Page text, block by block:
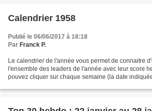
Calendrier 1958
Publié le 06/06/2017 à 18:18
Par Franck P.
Le calendrier de l'année vous permet de connaitre
l'ensemble des leaders de l'année avec leur score
pouvez cliquer sur chaque semaine (la date